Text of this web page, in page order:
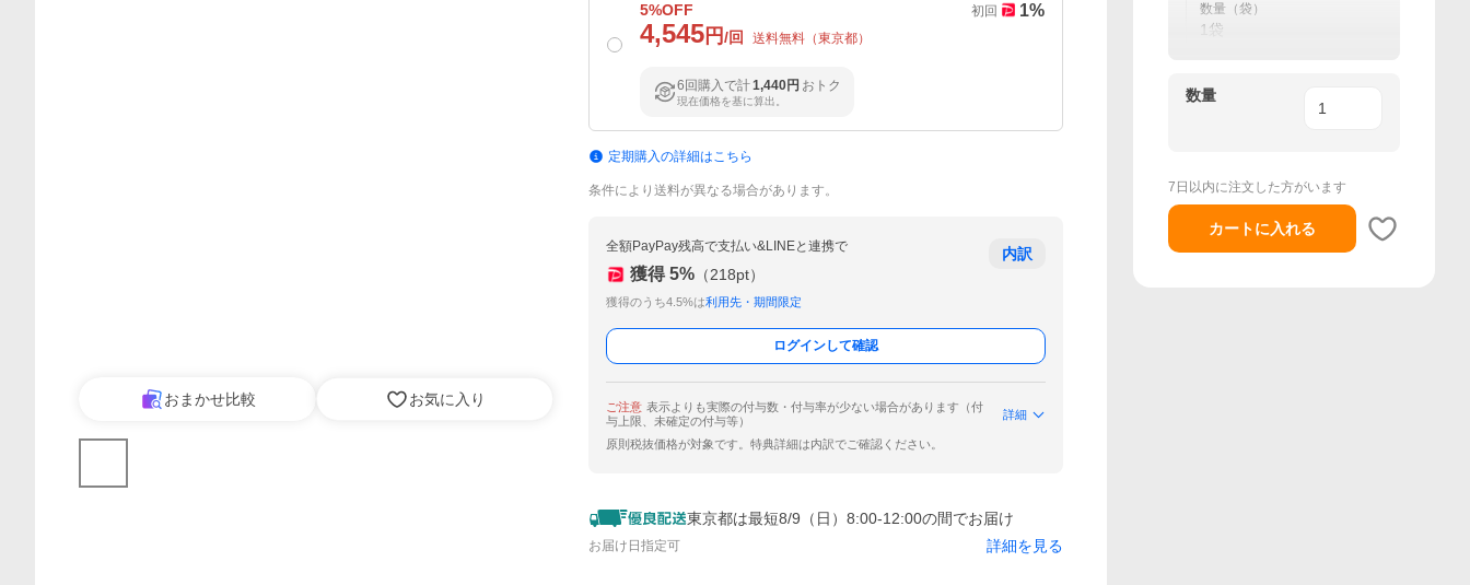
おまかせ比較 お気に入り
5%OFF
4,545 円/回 送料無料（東京都）
初回 1%
6回購入で計1,440円 おトク
現在価格を基に算出。
定期購入の詳細はこちら
条件により送料が異なる場合があります。
全額PayPay残高で支払い&LINEと連携で
獲得 5% （218pt）
獲得のうち4.5%は利用先・期間限定
内訳
ログインして確認
ご注意 表示よりも実際の付与数・付与率が少ない場合があります（付
与上限、未確定の付与等）
詳細
原則税抜価格が対象です。特典詳細は内訳でご確認ください。
東京都は最短8/9（日）8:00-12:00の間でお届け
お届け日指定可 詳細を見る
数量（袋）
1袋
数量
7日以内に注文した方がいます
カートに入れる